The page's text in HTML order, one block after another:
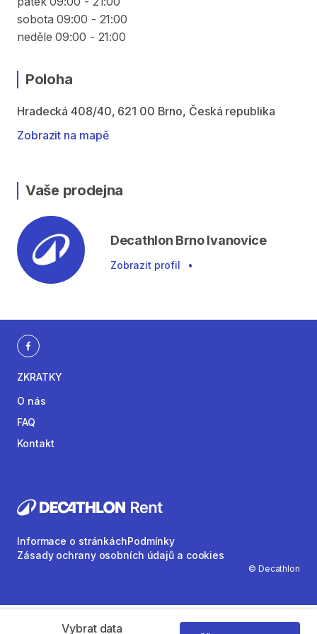
sobota 09:00 - 21:00
neděle 09:00 - 21:00
Poloha
Hradecká 408/40, 621 00 Brno, Česká republika
Zobrazit na mapě
Vaše prodejna
Decathlon Brno Ivanovice
Zobrazit profil •
Vybrat data
ZKRATKY
O nás
FAQ
Kontakt
© Decathlon
Informace o stránkáchPodmínky
Zásady ochrany osobních údajů a cookies